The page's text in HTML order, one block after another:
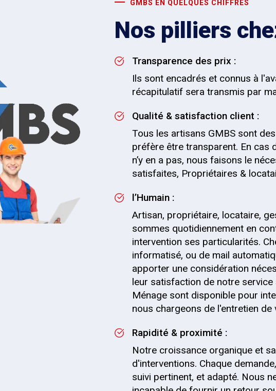
GMBS EN QUELQUES CHIFFRES
Nos pilliers
Transparence des prix :
Ils sont encadrés et connus à
récapitulatif sera transmis par
Qualité & satisfaction client :
Tous les artisans GMBS sont
préfère être transparent. En cas
n’y en a pas, nous faisons le
satisfaites, Propriétaires &
l’Humain :
Artisan, propriétaire, locataire,
sommes quotidiennement en
intervention ses particularités.
informatisé, ou de mail
apporter une considération
leur satisfaction de notre
Ménage sont disponible pour
nous chargeons de l'entretien de
Rapidité & proximité :
Notre croissance organique et
d'interventions. Chaque
suivi pertinent, et adapté. Nous